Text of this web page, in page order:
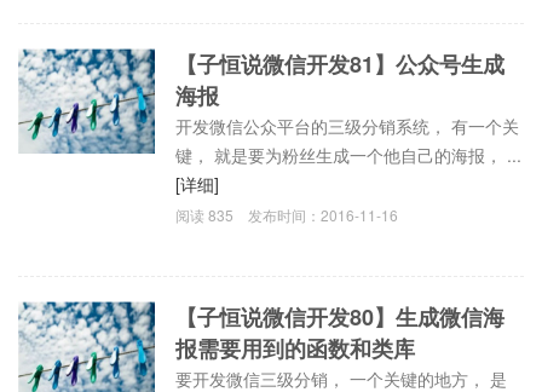
【子恒说微信开发81】公众号生成
海报
开发微信公众平台的三级分销系统， 有一个关
键， 就是要为粉丝生成一个他自己的海报， ...
[详细]
阅读835 发布时间：2016-11-16
【子恒说微信开发80】生成微信海
报需要用到的函数和类库
要开发微信三级分销， 一个关键的地方， 是